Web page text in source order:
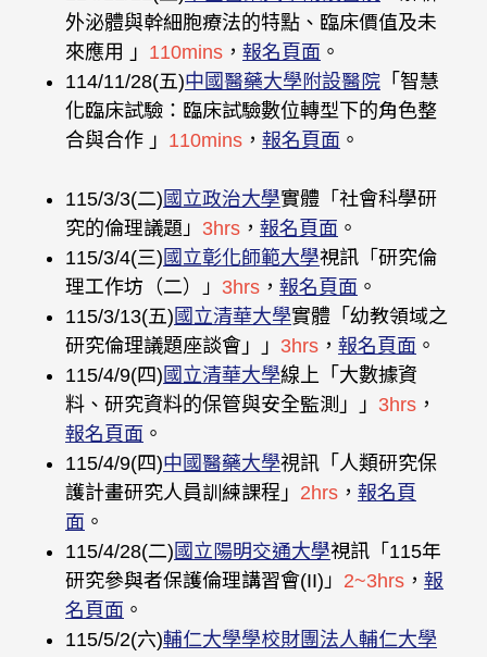
外泌體與幹細胞療法的特點、臨床價值及未
來應用 」 110mins ， 報名頁面 。
114/11/28(五)中國醫藥大學附設醫院 「智慧
化臨床試驗：臨床試驗數位轉型下的角色整
合與合作 」 110mins ， 報名頁面 。
115/3/3(二) 國立政治大學實體「社會科學研
究的倫理議題」 3hrs ， 報名頁面 。
115/3/4(三) 國立彰化師範大學視訊「研究倫
理工作坊（二）」 3hrs ， 報名頁面 。
115/3/13(五) 國立清華大學實體「幼教領域之
研究倫理議題座談會」」 3hrs ， 報名頁面 。
115/4/9(四) 國立清華大學線上「大數據資
料、研究資料的保管與安全監測」」 3hrs ，
報名頁面 。
115/4/9(四)中國醫藥大學視訊「人類研究保
護計畫研究人員訓練課程」 2hrs ， 報名頁
面 。
115/4/28(二) 國立陽明交通大學視訊「115年
研究參與者保護倫理講習會(II)」 2~3hrs ， 報
名頁面 。
115/5/2(六)輔仁大學學校財團法人輔仁大學